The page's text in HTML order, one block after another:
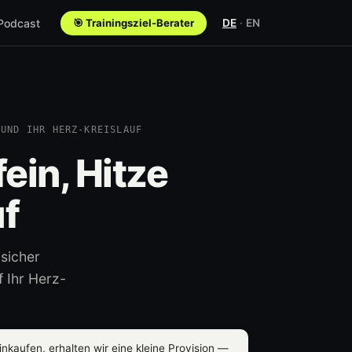
🎯 Trainingsziel-Berater DE · EN
IHR HERZ-KREISLAUF
Hitze
Ihr Herz-
erhalten wir eine kleine Provision —